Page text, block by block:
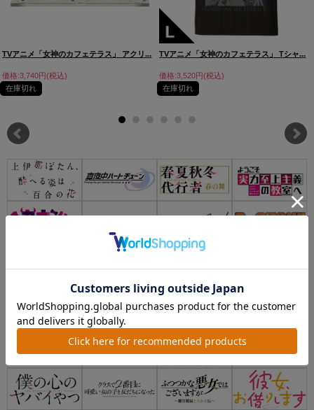
TVアニメ「女神のカフェテラス」 アクリ...
価格:3,740円(税込)
在庫切れ
TVアニメ「女神のカフェテラス」 Tシャ...
価格:3,520円(税込)
在庫切れ